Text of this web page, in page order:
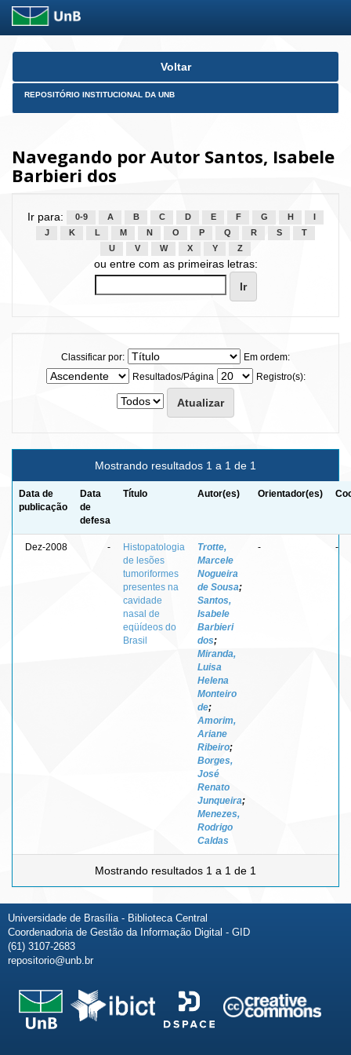
Skip
Voltar
REPOSITÓRIO INSTITUCIONAL DA UNB
Navegando por Autor Santos, Isabele
Barbieri dos
Ir para: 0-9 A B C D E F G H
J
K L M N O P Q R S
T
U
V W X Y Z
ou entre com as primeiras letras:
Classificar por:
Em ordem:
Resultados/Página
Registro(s):
Mostrando resultados 1 a 1 de 1
Data de
publicação
Data
de
defesa
Título Autor(es) Orientador(es)
Dez-2008 -
Histopatologia
de lesões
tumoriformes
presentes na
cavidade
nasal de
eqüídeos do
Brasil
Trotte,
Marcele
Nogueira
de Sousa;
Santos,
Isabele
Barbieri
dos;
Miranda,
Luisa
Helena
Monteiro
de;
Amorim,
Ariane
Ribeiro;
Borges,
José
Renato
Junqueira;
Menezes,
Rodrigo
Caldas
- -
Mostrando resultados 1 a 1 de 1
Universidade de Brasília - Biblioteca Central
Coordenadoria de Gestão da Informação Digital - GID
(61) 3107-2683
repositorio@unb.br